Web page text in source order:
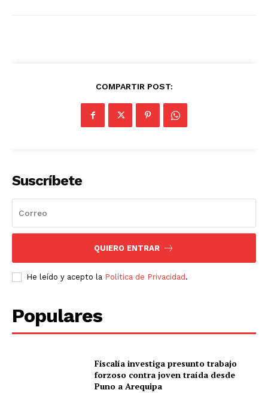
COMPARTIR POST:
Suscríbete
QUIERO ENTRAR
He leído y acepto la Política de Privacidad .
Populares
Fiscalía investiga presunto trabajo
forzoso contra joven traída desde
Puno a Arequipa